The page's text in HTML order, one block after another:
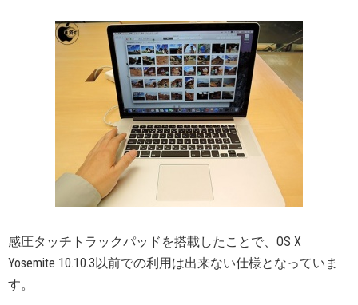
感圧タッチトラックパッドを搭載したことで、OS X
Yosemite 10.10.3以前での利用は出来ない仕様となっていま
す。